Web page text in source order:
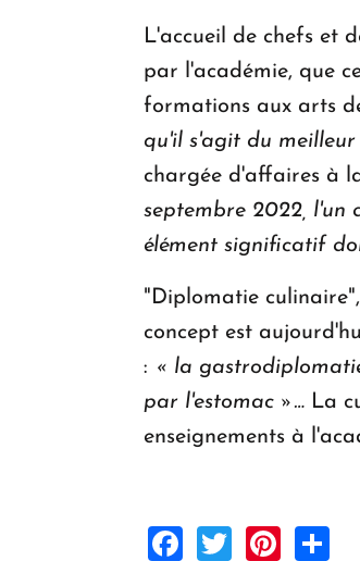
L'accueil de chefs et
par l'académie, que
formations aux arts
qu'il s'agit du
chargée d'affaires à
septembre 2022, l'un
élément significatif
"Diplomatie
concept est
: « la
par l'estomac »… La
enseignements à
Facebook
Twitter